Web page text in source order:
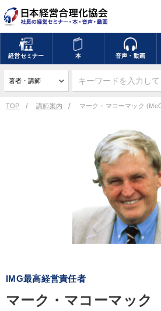
経営セミナー 本 音声・動画
TOP 講師案内 マーク・マコーマック
IMG最高経営責任者
マーク・マコーマック